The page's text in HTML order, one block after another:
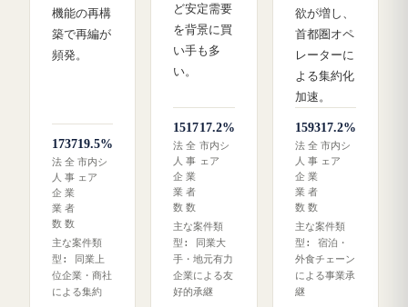
機能の再構
築で再編が
頻発。
17
法
人
企
業
数
37
全
事
業
者
数
19.5%
市内シ
ェア
主な案件類
型: 同業上
位企業・商社
による集約
ど安定需要
を背景に買
い手も多
い。
15
法
人
企
業
数
17
全
事
業
者
数
17.2%
市内シ
ェア
主な案件類
型: 同業大
手・地元有力
企業による友
好的承継
欲が増し、
首都圏オペ
レーターに
よる集約化
加速。
15
法
人
企
業
数
93
全
事
業
者
数
17.2%
市内シ
ェア
主な案件類
型: 宿泊・
外食チェーン
による事業承
継